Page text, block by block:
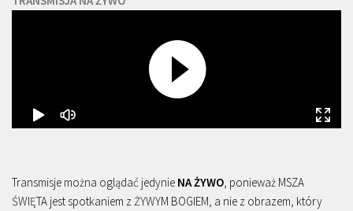
Transmisje można oglądać jedynie NA ŻYWO, ponieważ MSZA
ŚWIĘTA jest spotkaniem z ŻYWYM BOGIEM, a nie z obrazem, który